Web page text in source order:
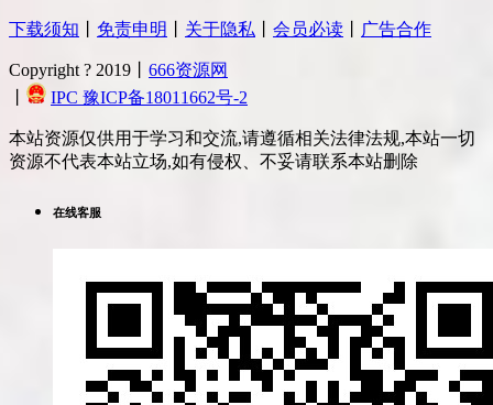
下载须知 免责申明 关于隐私 会员必读 广告合作
Copyright ? 2019丨 666资源网
IPC 豫ICP备18011662号-2
本站资源仅供用于学习和交流,请遵循相关法律法规,本站一切
资源不代表本站立场,如有侵权、不妥请联系本站删除
在线客服